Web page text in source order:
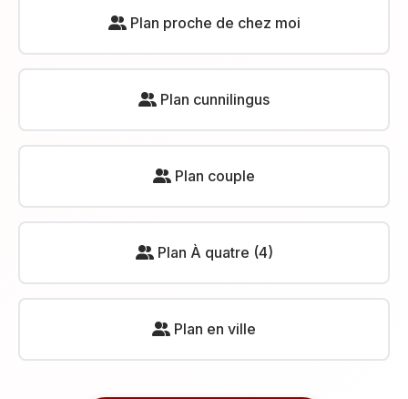
Plan proche de chez moi
Plan cunnilingus
Plan couple
Plan À quatre (4)
Plan en ville